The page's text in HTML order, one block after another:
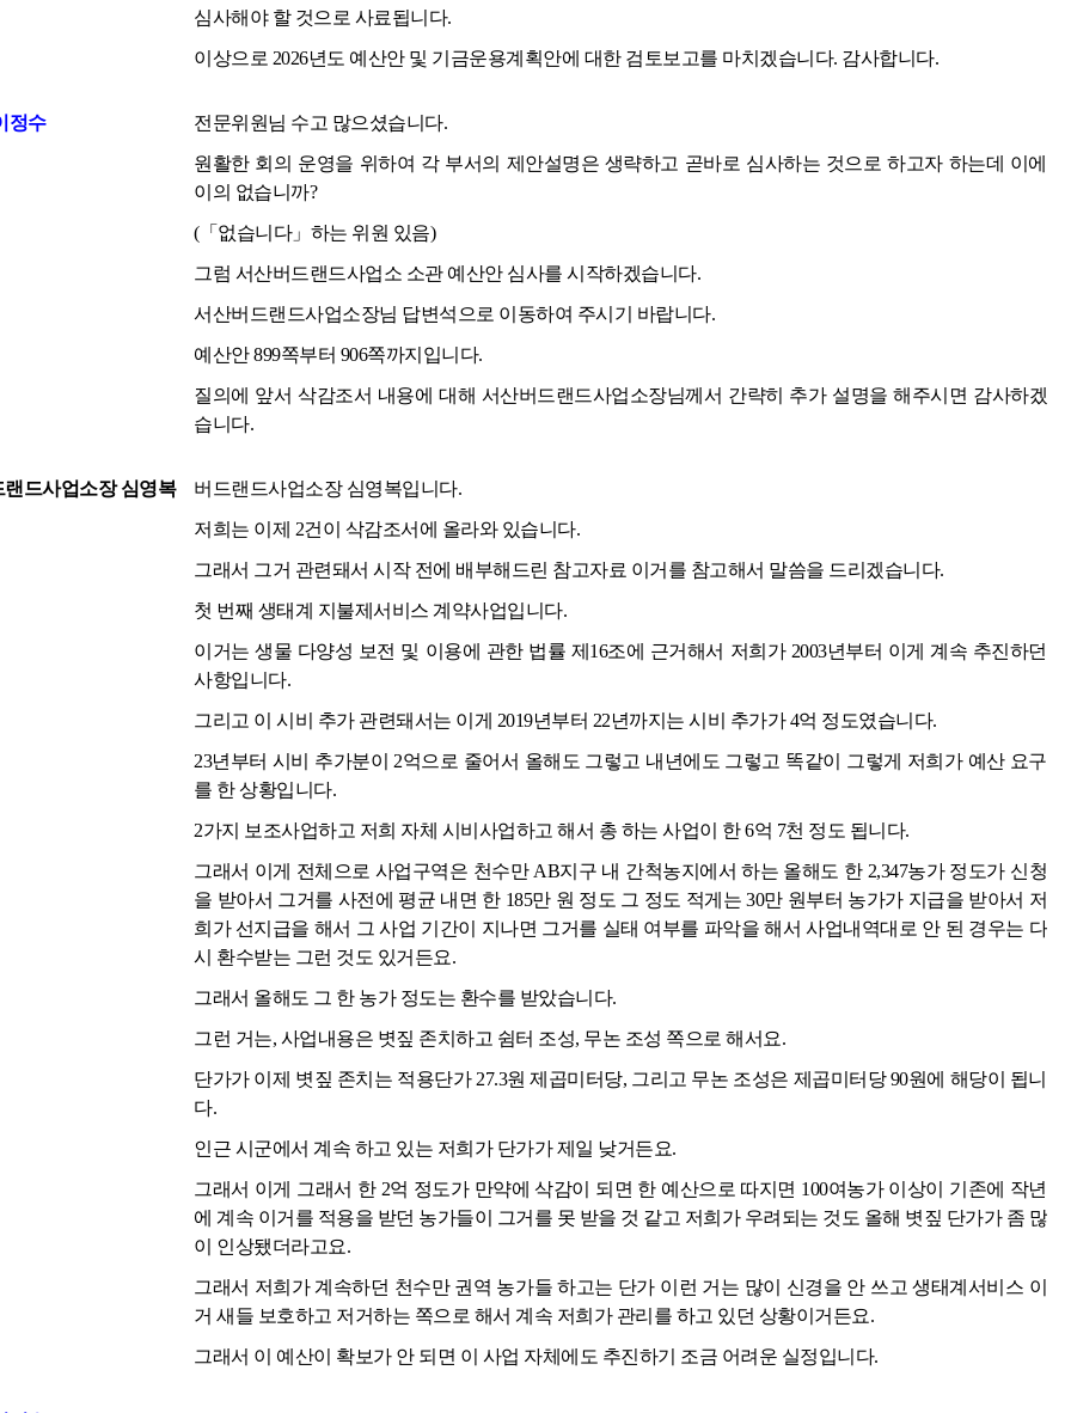
심사해야 할 것으로 사료됩니다.
이상으로 2026년도 예산안 및 기금운용계획안에 대한 검토보고를 마치겠습니다. 감사합니다.
정수
전문위원님 수고 많으셨습니다.
원활한 회의 운영을 위하여 각 부서의 제안설명은 생략하고 곧바로 심사하는 것으로 하고자 하는데 이에
이의 없습니까?
(「없습니다」하는 위원 있음)
그럼 서산버드랜드사업소 소관 예산안 심사를 시작하겠습니다.
서산버드랜드사업소장님 답변석으로 이동하여 주시기 바랍니다.
예산안 899쪽부터 906쪽까지입니다.
질의에 앞서 삭감조서 내용에 대해 서산버드랜드사업소장님께서 간략히 추가 설명을 해주시면 감사하겠
습니다.
드사업소장 심영복
버드랜드사업소장 심영복입니다.
저희는 이제 2건이 삭감조서에 올라와 있습니다.
그래서 그거 관련돼서 시작 전에 배부해드린 참고자료 이거를 참고해서 말씀을 드리겠습니다.
첫 번째 생태계 지불제서비스 계약사업입니다.
이거는 생물 다양성 보전 및 이용에 관한 법률 제16조에 근거해서 저희가 2003년부터 이게 계속 추진하던
사항입니다.
그리고 이 시비 추가 관련돼서는 이게 2019년부터 22년까지는 시비 추가가 4억 정도였습니다.
23년부터 시비 추가분이 2억으로 줄어서 올해도 그렇고 내년에도 그렇고 똑같이 그렇게 저희가 예산 요구
를 한 상황입니다.
2가지 보조사업하고 저희 자체 시비사업하고 해서 총 하는 사업이 한 6억 7천 정도 됩니다.
그래서 이게 전체으로 사업구역은 천수만 AB지구 내 간척농지에서 하는 올해도 한 2,347농가 정도가 신청
을 받아서 그거를 사전에 평균 내면 한 185만 원 정도 그 정도 적게는 30만 원부터 농가가 지급을 받아서 저
희가 선지급을 해서 그 사업 기간이 지나면 그거를 실태 여부를 파악을 해서 사업내역대로 안 된 경우는 다
시 환수받는 그런 것도 있거든요.
그래서 올해도 그 한 농가 정도는 환수를 받았습니다.
그런 거는, 사업내용은 볏짚 존치하고 쉼터 조성, 무논 조성 쪽으로 해서요.
단가가 이제 볏짚 존치는 적용단가 27.3원 제곱미터당, 그리고 무논 조성은 제곱미터당 90원에 해당이 됩니
다.
인근 시군에서 계속 하고 있는 저희가 단가가 제일 낮거든요.
그래서 이게 그래서 한 2억 정도가 만약에 삭감이 되면 한 예산으로 따지면 100여농가 이상이 기존에 작년
에 계속 이거를 적용을 받던 농가들이 그거를 못 받을 것 같고 저희가 우려되는 것도 올해 볏짚 단가가 좀 많
이 인상됐더라고요.
그래서 저희가 계속하던 천수만 권역 농가들 하고는 단가 이런 거는 많이 신경을 안 쓰고 생태계서비스 이
거 새들 보호하고 저거하는 쪽으로 해서 계속 저희가 관리를 하고 있던 상황이거든요.
그래서 이 예산이 확보가 안 되면 이 사업 자체에도 추진하기 조금 어려운 실정입니다.